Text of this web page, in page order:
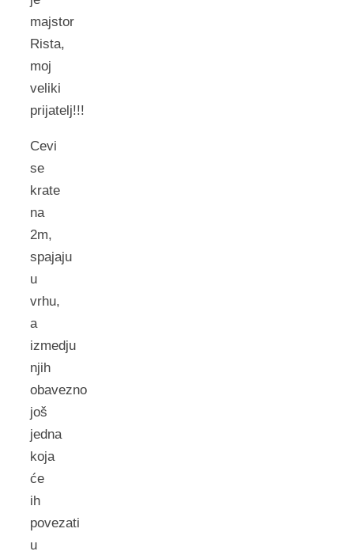
majstor
Rista,
moj
veliki
prijatelj!!!
Cevi
se
krate
na
2m,
spajaju
u
vrhu,
a
izmedju
njih
obavezno
još
jedna
koja
će
ih
povezati
u